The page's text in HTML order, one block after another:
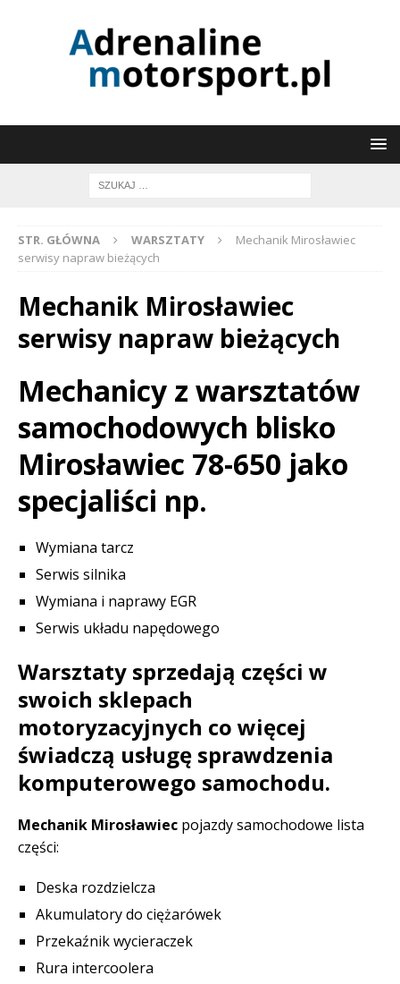
STR. GŁÓWNA WARSZTATY
Mechanik Mirosławiec
serwisy napraw bieżących
Mechanik Mirosławiec
serwisy napraw bieżących
Mechanicy z warsztatów
samochodowych blisko
Mirosławiec 78-650 jako
specjaliści np.
Wymiana tarcz
Serwis silnika
Wymiana i naprawy EGR
Serwis układu napędowego
Warsztaty sprzedają części w
swoich sklepach
motoryzacyjnych co więcej
świadczą usługę sprawdzenia
komputerowego samochodu.
Mechanik Mirosławiec pojazdy samochodowe lista
części:
Deska rozdzielcza
Akumulatory do ciężarówek
Przekaźnik wycieraczek
Rura intercoolera